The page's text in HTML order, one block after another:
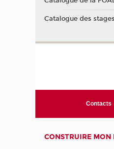
Catalogue des stages
Contacts
CONSTRUIRE MON